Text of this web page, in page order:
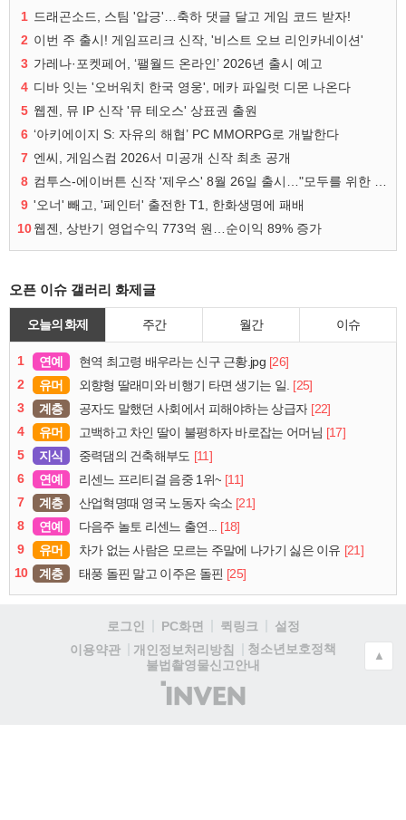
1 드래곤소드, 스팀 '압긍'…축하 댓글 달고 게임 코드 받자!
2 이번 주 출시! 게임프리크 신작, '비스트 오브 리인카네이션'
3 가레나·포켓페어, ‘팰월드 온라인’ 2026년 출시 예고
4 디바 잇는 '오버워치 한국 영웅', 메카 파일럿 디몬 나온다
5 웹젠, 뮤 IP 신작 '뮤 테오스' 상표권 출원
6 ‘아키에이지 S: 자유의 해협’ PC MMORPG로 개발한다
7 엔씨, 게임스컴 2026서 미공개 신작 최초 공개
8
9 '오너' 빼고, '페인터' 출전한 T1, 한화생명에 패배
10웹젠, 상반기 영업수익 773억 원…순이익 89% 증가
오픈 이슈 갤러리 화제글
오늘의 화제 주간 월간 이슈
1 연예 현역 최고령 배우라는 신구 근황.jpg [26]
2
유머 외향형 딸래미와 비행기 타면 생기는 일. [25]
3
계층 공자도 말했던 사회에서 피해야하는 상급자 [22]
4
유머 고백하고 차인 딸이 불평하자 바로잡는 어머님 [17]
5
지식 중력댐의 건축해부도 [11]
6
연예 리센느 프리티걸 음중 1위~ [11]
7
계층 산업혁명때 영국 노동자 숙소 [21]
8
연예 다음주 놀토 리센느 출연...
[18]
9
유머 차가 없는 사람은 모르는 주말에 나가기 싫은 이유 [21]
10
계층 태풍 돌핀 말고 이주은 돌핀 [25]
로그인 PC화면 퀵링크
설정
이용약관
개인정보처리방침
청소년보호정책
불법촬영물신고안내
(주)
인
▲